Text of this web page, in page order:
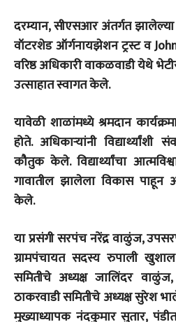
दरम्यान, सीएसआर अंतर्गत
वॉटरशेड ऑर्गनायझेशन ट्रस्ट व
वरिष्ठ अधिकारी वाकळवाडी येथे
उत्साहात स्वागत केले.
यावेळी शाळांमध्ये श्रमदान
होते. अधिकाऱ्यांनी विद्यार्थ्यांशी
कौतुक केले. विद्यार्थ्यांचा
गावातील झालेला विकास पाहून
केले.
या प्रसंगी सरपंच नरेंद्र वाळुंज,
ग्रामपंचायत सदस्य रुपाली
समितीचे अध्यक्ष जालिंदर
ठाकरवाडी समितीचे अध्यक्ष सुरेश
मुख्याध्यापक नंदकुमार सुतार,